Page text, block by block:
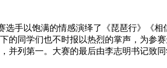
手以饱满的情感演绎了《琵琶行》《
的同学们也不时报以热烈的掌声，为参
并列第一。大赛的最后由李志明书记致